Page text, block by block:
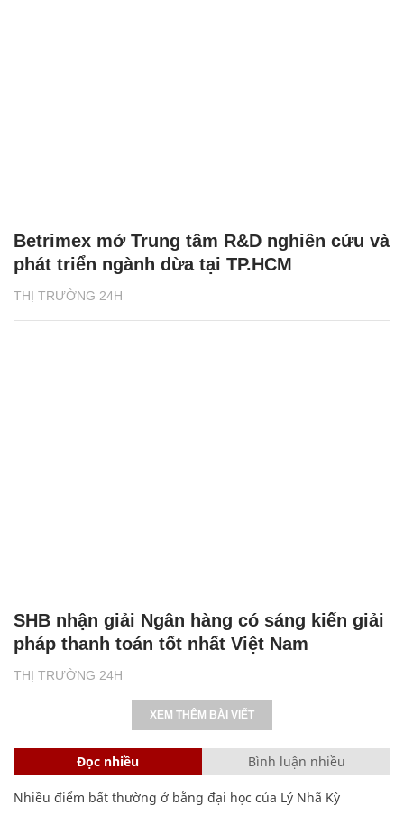
THỊ TRƯỜNG 24H
Betrimex mở Trung tâm R&D nghiên cứu và
phát triển ngành dừa tại TP.HCM
THỊ TRƯỜNG 24H
SHB nhận giải Ngân hàng có sáng kiến giải
pháp thanh toán tốt nhất Việt Nam
XEM THÊM BÀI VIẾT
Đọc nhiều Bình luận nhiều
Nhiều điểm bất thường ở bằng đại học của Lý Nhã Kỳ